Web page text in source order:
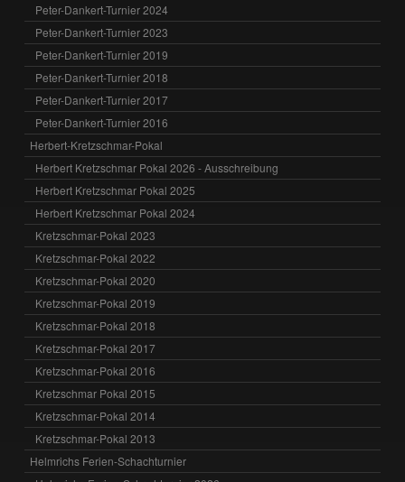
Peter-Dankert-Turnier 2024
Peter-Dankert-Turnier 2023
Peter-Dankert-Turnier 2019
Peter-Dankert-Turnier 2018
Peter-Dankert-Turnier 2017
Peter-Dankert-Turnier 2016
Herbert-Kretzschmar-Pokal
Herbert Kretzschmar Pokal 2026 - Ausschreibung
Herbert Kretzschmar Pokal 2025
Herbert Kretzschmar Pokal 2024
Kretzschmar-Pokal 2023
Kretzschmar-Pokal 2022
Kretzschmar-Pokal 2020
Kretzschmar-Pokal 2019
Kretzschmar-Pokal 2018
Kretzschmar-Pokal 2017
Kretzschmar-Pokal 2016
Kretzschmar Pokal 2015
Kretzschmar-Pokal 2014
Kretzschmar-Pokal 2013
Helmrichs Ferien-Schachturnier